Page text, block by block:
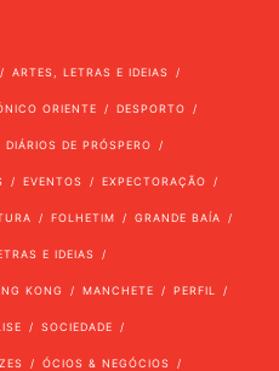
ARTES, LETRAS E IDEIAS
ORIENTE DESPORTO
DIÁRIOS DE PRÓSPERO
EVENTOS EXPECTORAÇÃO
FOLHETIM GRANDE BAÍA
E IDEIAS
KONG MANCHETE PERFIL
SOCIEDADE
ÓCIOS & NEGÓCIOS